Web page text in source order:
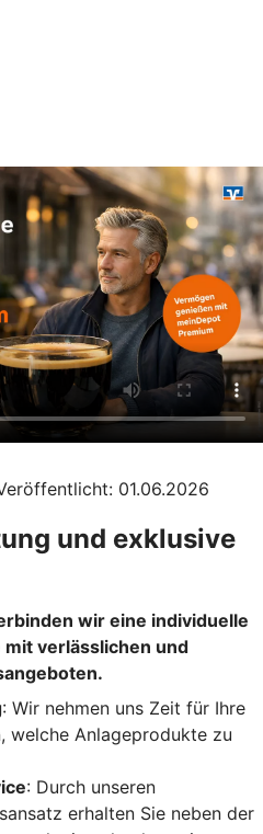
01.06.2026
und exklusive
wir eine individuelle
verlässlichen und
: Wir nehmen uns Zeit für Ihre
welche Anlageprodukte zu
: Durch unseren
erhalten Sie neben der